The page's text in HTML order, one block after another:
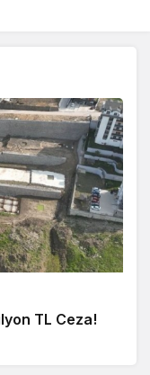
TL Ceza!